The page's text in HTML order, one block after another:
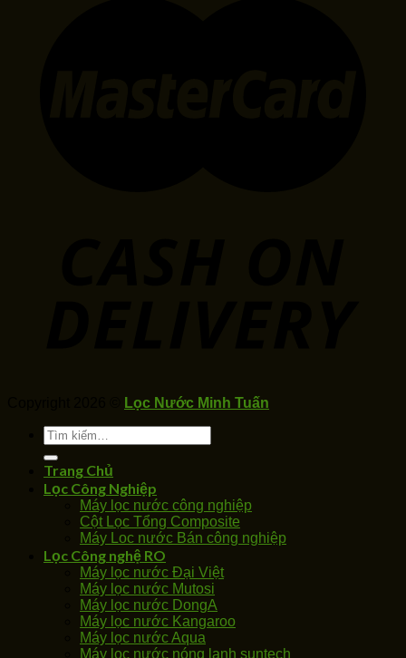
Lọc Nước Minh Tuấn
Tìm
kiếm:
Trang Chủ
Lọc Công Nghiệp
Máy lọc nước công nghiệp
Cột Lọc Tổng Composite
Máy Loc nước Bán công nghiệp
Lọc Công nghệ RO
Máy lọc nước Đại Việt
Máy lọc nước Mutosi
Máy lọc nước DongA
Máy lọc nước Kangaroo
Máy lọc nước Aqua
Máy lọc nước nóng lạnh suntech